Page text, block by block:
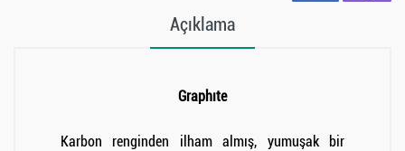
Açıklama
Graphıte
Karbon renginden ilham almış, yumuşak bir